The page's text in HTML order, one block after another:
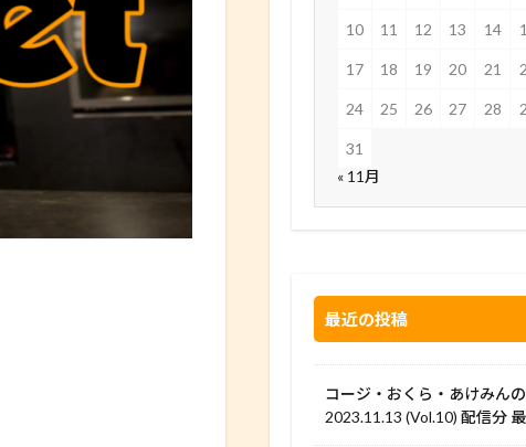
10 11 12 13 14
17 18 19 20 21
24 25 26 27 28
31
« 11月
最近の投稿
コージ・おくら・あけみん
2023.11.13 (Vol.10) 配信分